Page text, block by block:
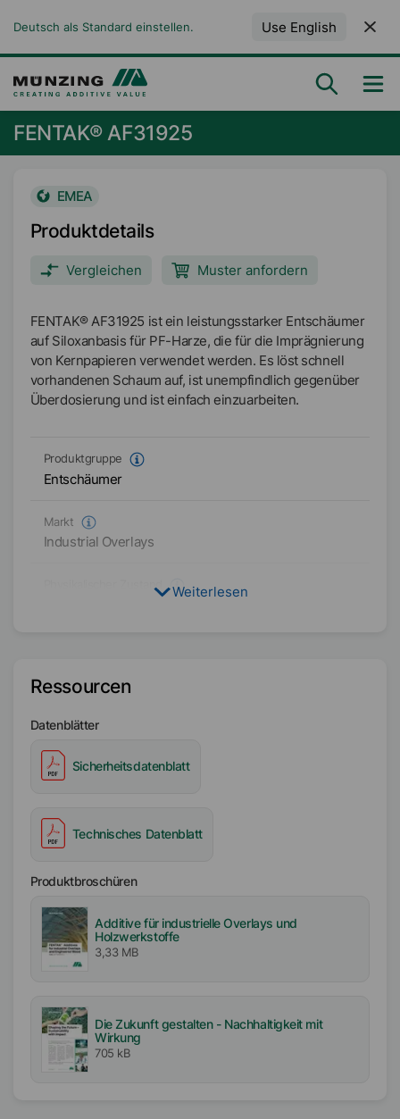
Deutsch als Standard einstellen. Use English
FENTAK® AF31925
EMEA
Produktdetails
Vergleichen Muster anfordern
FENTAK® AF31925 ist ein leistungsstarker Entschäumer
auf Siloxanbasis für PF-Harze, die für die Imprägnierung
von Kernpapieren verwendet werden. Es löst schnell
vorhandenen Schaum auf, ist unempfindlich gegenüber
Überdosierung und ist einfach einzuarbeiten.
Produktgruppe
Entschäumer
Markt
Industrial Overlays
Physikalischer Zustand
EMEA
Weiterlesen
Ressourcen
Datenblätter
Sicherheitsdatenblatt
Technisches Datenblatt
Produktbroschüren
Additive für industrielle Overlays und
Holzwerkstoffe
3,33 MB
Die Zukunft gestalten - Nachhaltigkeit mit
Wirkung
705 kB